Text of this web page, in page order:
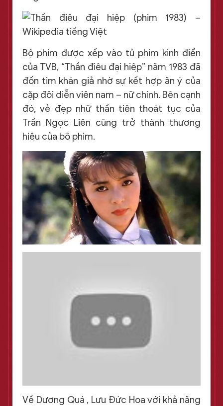
Bộ phim được xếp vào tủ phim kinh điển
của TVB, “Thần điêu đại hiệp” năm 1983 đã
đốn tim khán giả nhờ sự kết hợp ăn ý của
cặp đôi diễn viên nam – nữ chính. Bên cạnh
đó, vẻ đẹp nhữ thần tiên thoát tục của
Trần Ngọc Liên cũng trở thành thương
hiệu của bộ phim.
Về Dương Quá , Lưu Đức Hoa với khả năng